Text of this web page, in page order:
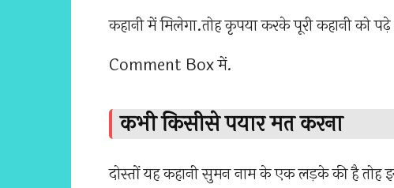
कहानी में मिलेगा.तोह कृपया करके पूरी कहानी
Comment Box में.
कभी किसीसे पयार मत करना
दोस्तों यह कहानी सुमन नाम के एक लड़के की है तोह